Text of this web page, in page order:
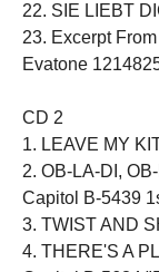
22. SIE LIEBT
23. Excerpt
Evatone
CD 2
1. LEAVE MY
2. OB-LA-DI,
Capitol B-5439
3. TWIST AND
4. THERE'S A